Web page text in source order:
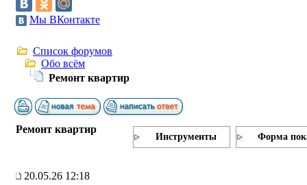
Мы ВКонтакте
Список форумов
Обо всём
Ремонт квартир
Ремонт квартир
Инструменты Форма
20.05.26 12:18